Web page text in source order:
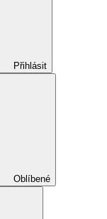
Přihlásit
Oblíbené